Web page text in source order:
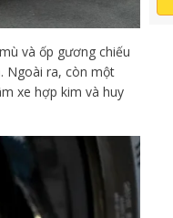
và ốp gương chiếu
Ngoài ra, còn một
xe hợp kim và huy